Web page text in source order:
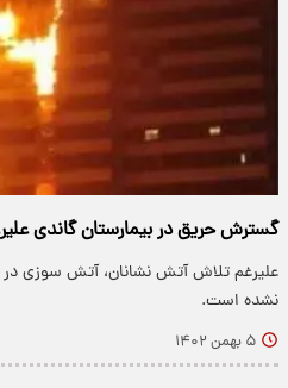
گسترش حریق در بیمارستان گاندی
علیرغم تلاش آتش نشانان، آتش سوزی در
نشده است.
۵ بهمن ۱۴۰۲